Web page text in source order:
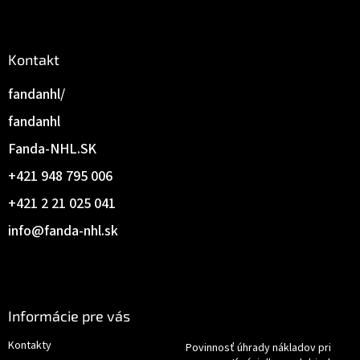
Kontakt
info@fanda-nhl.sk
+421 2 21 025 041
+421 948 795 006
Fanda-NHL.SK
fandanhl
fandanhl/
Informácie pre vás
Kontakty
Povinnosť úhrady nákladov pri